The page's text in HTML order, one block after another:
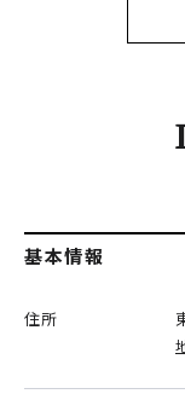
基本情報
住所